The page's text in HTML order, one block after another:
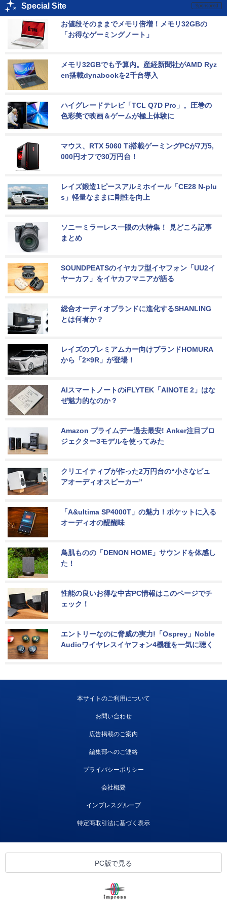
Special Site
お値段そのままでメモリ倍増！メモリ32GBの
「お得なゲーミングノート」
メモリ32GBでも予算内。産経新聞社がAMD Ryz
en搭載dynabookを2千台導入
ハイグレードテレビ「TCL Q7D Pro」。圧巻の
色彩美で映画＆ゲームが極上体験に
マウス、RTX 5060 Ti搭載ゲーミングPCが7万5,
000円オフで30万円台！
レイズ鍛造1ピースアルミホイール「CE28 N-plu
s」軽量なままに剛性を向上
ソニーミラーレス一眼の大特集！ 見どころ記事
まとめ
SOUNDPEATSのイヤカフ型イヤフォン「UU2イ
ヤーカフ」をイヤカフマニアが語る
総合オーディオブランドに進化するSHANLING
とは何者か？
レイズのプレミアムカー向けブランドHOMURA
から「2×9R」が登場！
AIスマートノートのiFLYTEK「AINOTE 2」はな
ぜ魅力的なのか？
Amazon プライムデー過去最安! Anker注目プロ
ジェクター3モデルを使ってみた
クリエイティブが作った2万円台の“小さなピュ
アオーディオスピーカー”
「A&ultima SP4000T」の魅力！ポケットに入る
オーディオの醍醐味
鳥肌ものの「DENON HOME」サウンドを体感し
た！
性能の良いお得な中古PC情報はこのページでチ
ェック！
エントリーなのに脅威の実力!「Osprey」Noble
Audioワイヤレスイヤフォン4機種を一気に聴く
本サイトのご利用について
お問い合わせ
広告掲載のご案内
編集部へのご連絡
プライバシーポリシー
会社概要
インプレスグループ
特定商取引法に基づく表示
PC版で見る